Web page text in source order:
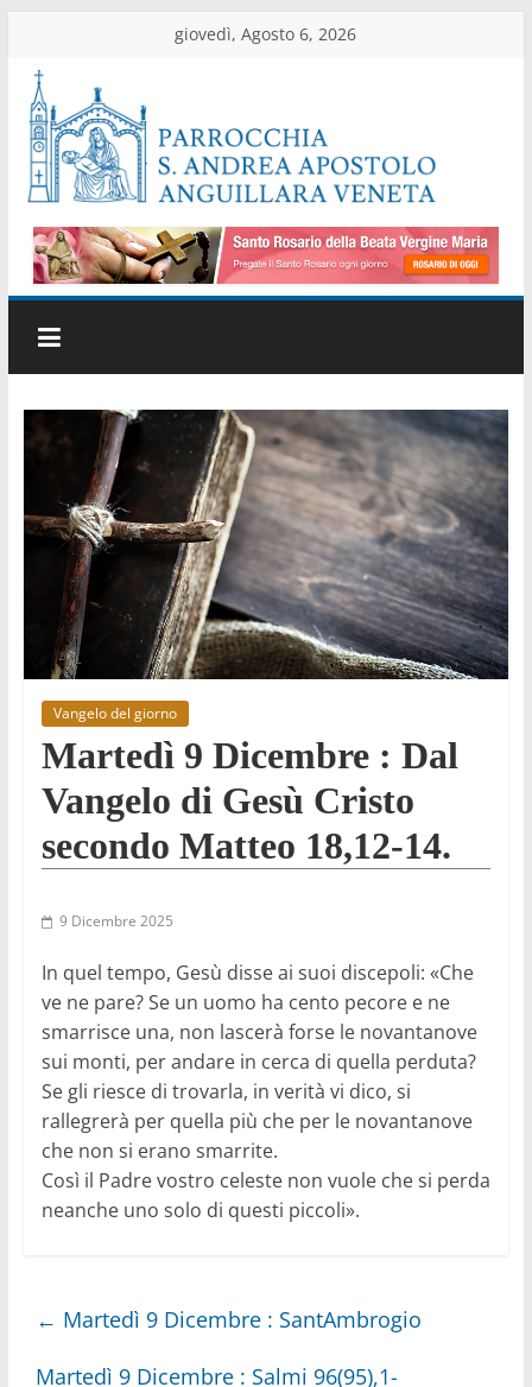
contenuto
giovedì, Agosto 6, 2026
Parrocchia
di
Anguillara
Veneta
Sito
ufficiale
parrocchia
Vangelo del giorno
Martedì 9 Dicembre : Dal
Vangelo di Gesù Cristo
secondo Matteo 18,12-14.
9 Dicembre 2025
In quel tempo, Gesù disse ai suoi discepoli: «Che
ve ne pare? Se un uomo ha cento pecore e ne
smarrisce una, non lascerà forse le novantanove
sui monti, per andare in cerca di quella perduta?
Se gli riesce di trovarla, in verità vi dico, si
rallegrerà per quella più che per le novantanove
che non si erano smarrite.
Così il Padre vostro celeste non vuole che si perda
neanche uno solo di questi piccoli».
← Martedì 9 Dicembre : SantAmbrogio
Martedì 9 Dicembre : Salmi 96(95),1-